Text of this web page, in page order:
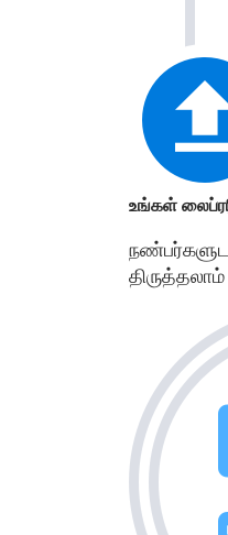
உங்கள்
திருத்தலாம்